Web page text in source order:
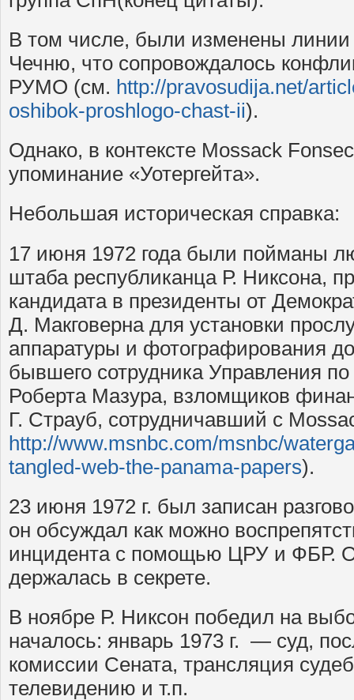
В том числе, были изменены линии
Чечню, что сопровождалось
РУМО (см. http://pravosudija.net/
oshibok-proshlogo-chast-ii).
Однако, в контексте Mossack
упоминание «Уотергейта».
Небольшая историческая справка:
17 июня 1972 года были пойманы
штаба республиканца Р. Никсона,
кандидата в президенты от
Д. Макговерна для установки
аппаратуры и фотографирования
бывшего сотрудника Управления
Роберта Мазура, взломщиков
Г. Страуб, сотрудничавший с
http://www.msnbc.com/msnbc/
tangled-web-the-panama-papers).
23 июня 1972 г. был записан
он обсуждал как можно
инцидента с помощью ЦРУ и ФБР.
держалась в секрете.
В ноябре Р. Никсон победил на
началось: январь 1973 г. — суд,
комиссии Сената, трансляция
телевидению и т.п.